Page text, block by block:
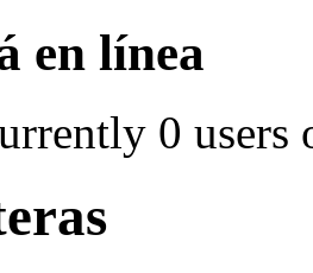
en línea
0 users